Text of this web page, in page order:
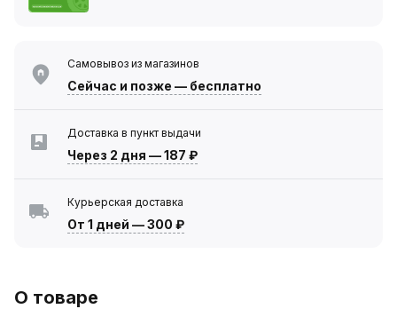
Самовывоз из магазинов
Сейчас и позже — бесплатно
Доставка в пункт выдачи
Через 2 дня —187 ₽
Курьерская доставка
От 1 дней —300 ₽
О товаре